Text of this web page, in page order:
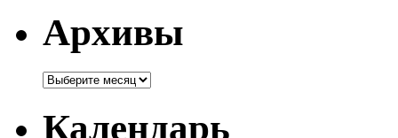
Архивы
Архивы
Календарь